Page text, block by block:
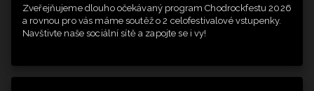
Zveřejňujeme dlouho očekávaný program Chodrockfestu 2026
a rovnou pro vás máme soutěž o 2 celofestivalové vstupenky.
Navštivte naše sociální sítě a zapojte se i vy!